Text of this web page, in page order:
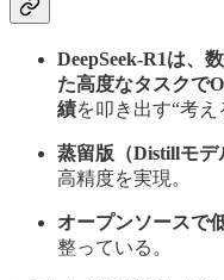
DeepSeek-R1は、
た高度なタスクで
績を叩き出す“考え
蒸留版（Distillモデ
高精度を実現。
オープンソースで
整っている。